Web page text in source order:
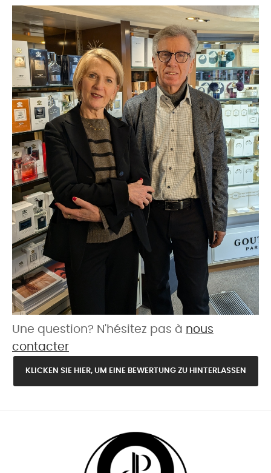
Une question? N'hésitez pas à nous
contacter
KLICKEN SIE HIER, UM EINE BEWERTUNG ZU HINTERLASSEN